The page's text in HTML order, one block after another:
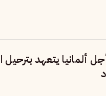
ألمانيا يتعهد بترحيل